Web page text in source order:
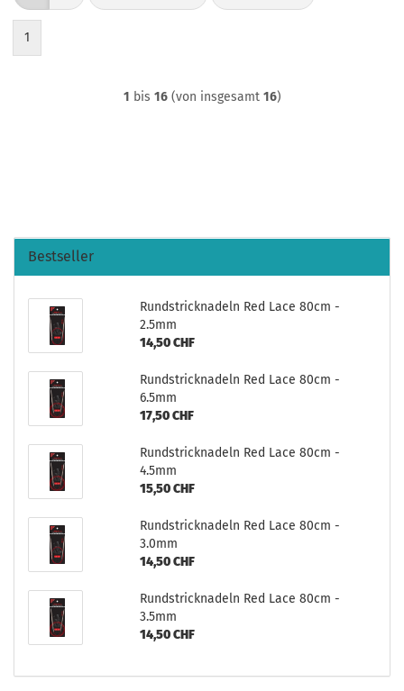
1
1 bis 16(von insgesamt 16)
Bestseller
Rundstricknadeln Red Lace 80cm -
2.5mm
14,50 CHF
Rundstricknadeln Red Lace 80cm -
6.5mm
17,50 CHF
Rundstricknadeln Red Lace 80cm -
4.5mm
15,50 CHF
Rundstricknadeln Red Lace 80cm -
3.0mm
14,50 CHF
Rundstricknadeln Red Lace 80cm -
3.5mm
14,50 CHF